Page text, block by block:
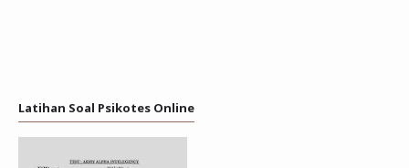
Latihan Soal Psikotes Online